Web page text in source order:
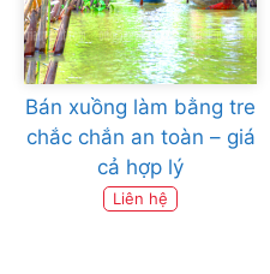
Bán xuồng làm bằng tre
chắc chắn an toàn – giá
cả hợp lý
Liên hệ